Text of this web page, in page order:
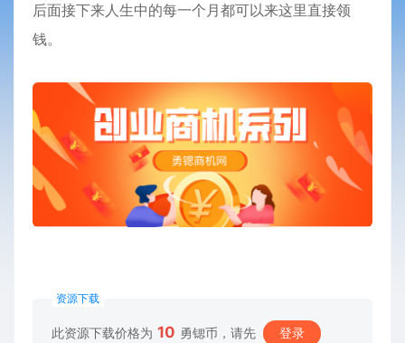
后面接下来人生中的每一个月都可以来这里直接领
钱。
资源下载
此资源下载价格为 10 勇锶币，请先 登录